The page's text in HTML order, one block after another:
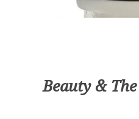
Beauty & The